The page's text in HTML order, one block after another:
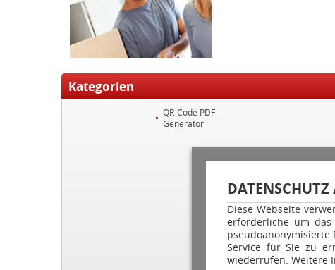
DATENSCHUTZ
Diese Webseite
erforderliche um das
Service für Sie zu
wiederrufen. Weitere
Kategorien
QR-Code PDF
Generator